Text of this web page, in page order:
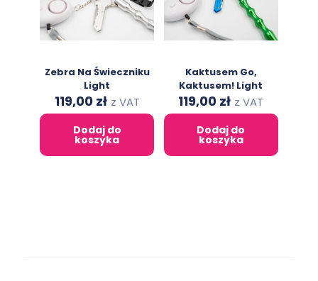
Zebra Na Świeczniku
Light
Original
price
was:
219,00 zł.
119,00 złCurrent
price
is:
119,00 zł.
z VAT
Dodaj do
koszyka
Kaktusem Go,
Kaktusem! Light
Original
price
was:
219,00 zł.
119,00 złCurrent
price
is:
119,00 zł.
z VAT
Dodaj do
koszyka